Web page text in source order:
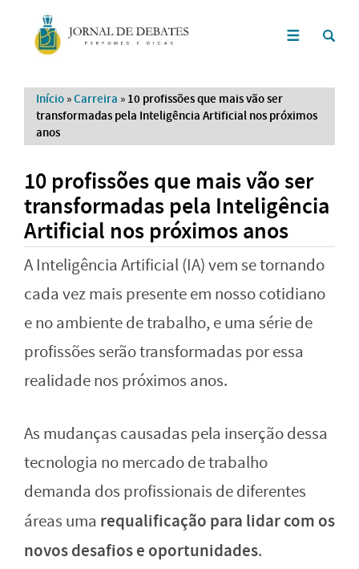
Início »Carreira » 10 profissões que mais vão ser
transformadas pela Inteligência Artificial nos próximos
anos
10 profissões que mais vão ser
transformadas pela Inteligência
Artificial nos próximos anos
A Inteligência Artificial (IA) vem se tornando
cada vez mais presente em nosso cotidiano
e no ambiente de trabalho, e uma série de
profissões serão transformadas por essa
realidade nos próximos anos.
As mudanças causadas pela inserção dessa
tecnologia no mercado de trabalho
demanda dos profissionais de diferentes
áreas uma requalificação para lidar com os
novos desafios e oportunidades.